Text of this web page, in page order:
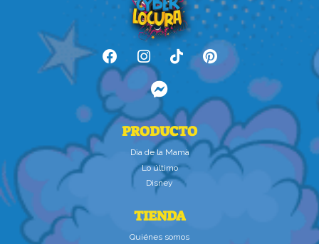
PRODUCTO
Dìa de la Mamà
Lo último
Disney
TIENDA
Quiénes somos